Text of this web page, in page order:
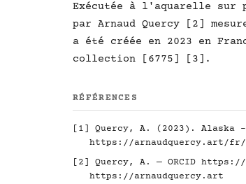
Exécutée à l'aquarelle sur
par Arnaud Quercy [2]
a été créée en 2023 en
collection [6775] [3].
RÉFÉRENCES
[1] Quercy, A. (2023). Alaska -
https://arnaudquercy.art/fr/
[2] Quercy, A. — ORCID https://
https://arnaudquercy.art